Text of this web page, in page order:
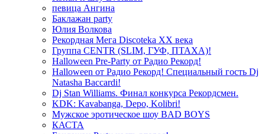
певица Ангина
Баклажан party
Юлия Волкова
Рекордная Мега Discoteka XX века
Группа CENTR (SLIM, ГУФ, ПТАХА)!
Halloween Pre-Party от Радио Рекорд!
Halloween от Радио Рекорд! Специальный гость Dj
Natasha Baccardi!
Dj Stan Williams. Финал конкурса Рекордсмен.
KDK: Kavabanga, Depo, Kolibri!
Мужское эротическое шоу BAD BOYS
КАСТА